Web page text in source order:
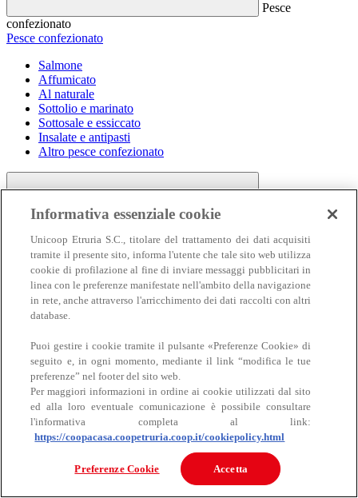
Pesce
confezionato
Pesce confezionato
Salmone
Affumicato
Al naturale
Sottolio e marinato
Sottosale e essiccato
Insalate e antipasti
Altro pesce confezionato
Carne
Carne
Bovino
Informativa essenziale cookie
Unicoop Etruria S.C., titolare del trattamento dei dati acquisiti
tramite il presente sito, informa l'utente che tale sito web utilizza
cookie di profilazione al fine di inviare messaggi pubblicitari in
linea con le preferenze manifestate nell'ambito della navigazione
in rete, anche attraverso l'arricchimento dei dati raccolti con altri
database.
Puoi gestire i cookie tramite il pulsante «Preferenze Cookie» di
seguito e, in ogni momento, mediante il link “modifica le tue
preferenze” nel footer del sito web.
Per maggiori informazioni in ordine ai cookie utilizzati dal sito
ed alla loro eventuale comunicazione è possibile consultare
l'informativa completa al link:
https://coopacasa.coopetruria.coop.it/cookiepolicy.html
Preferenze Cookie Accetta